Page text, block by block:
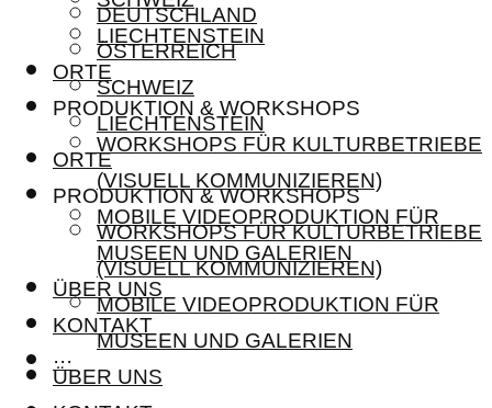
LIECHTENSTEIN
ORTE
PRODUKTION & WORKSHOPS
WORKSHOPS FÜR KULTURBETRIEBE
(VISUELL KOMMUNIZIEREN)
MOBILE VIDEOPRODUKTION FÜR
MUSEEN UND GALERIEN
ÜBER UNS
KONTAKT
···
DEUTSCHLAND
ÖSTERREICH
SCHWEIZ
LIECHTENSTEIN
ORTE
PRODUKTION & WORKSHOPS
WORKSHOPS FÜR KULTURBETRIEBE
(VISUELL KOMMUNIZIEREN)
MOBILE VIDEOPRODUKTION FÜR
MUSEEN UND GALERIEN
ÜBER UNS